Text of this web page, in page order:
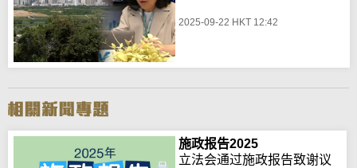
2025-09-22 HKT 12:42
施政报告2025
立法会通过施政报告致谢议